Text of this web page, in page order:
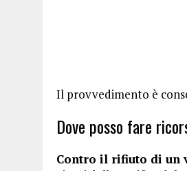
Il provvedimento è
Dove posso fare
Contro il rifiuto di un